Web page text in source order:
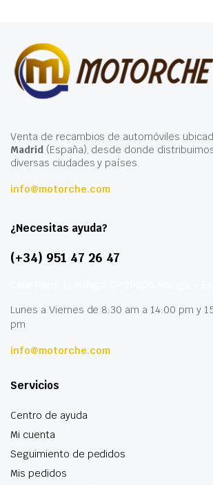
Venta de recambios de automóviles
Madrid(España), desde donde
diversas ciudades y países.
info@motorche.com
¿Necesitas ayuda?
(+34) 951 47 26 47
Lunes a Viernes de 8:30 am a 14:00 pm y
pm
info@motorche.com
Servicios
Centro de ayuda
Mi cuenta
Seguimiento de pedidos
Mis pedidos